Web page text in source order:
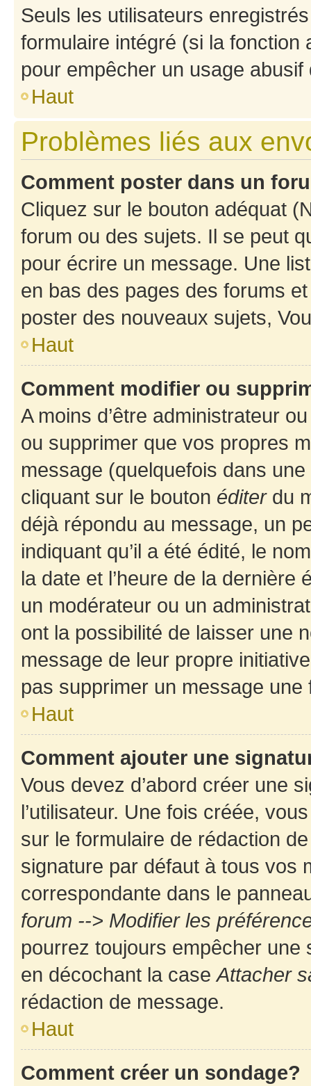
Seuls les utilisateurs
formulaire intégré (si la fonction
pour empêcher un usage
Haut
Problèmes liés aux
Comment poster dans un
Cliquez sur le bouton adéquat
forum ou des sujets. Il se peut
pour écrire un message. Une
en bas des pages des forums
poster des nouveaux sujets,
Haut
Comment modifier ou
A moins d’être administrateur
ou supprimer que vos propres
message (quelquefois dans
cliquant sur le bouton éditerdu
déjà répondu au message, un
indiquant qu’il a été édité, le
la date et l’heure de la dernière
un modérateur ou un
ont la possibilité de laisser une
message de leur propre
pas supprimer un message une
Haut
Comment ajouter une
Vous devez d’abord créer une
l’utilisateur. Une fois créée,
sur le formulaire de rédaction
signature par défaut à tous vos
correspondante dans le
forum --> Modifier les
pourrez toujours empêcher une
en décochant la caseAttacher
rédaction de message.
Haut
Comment créer un sondage?